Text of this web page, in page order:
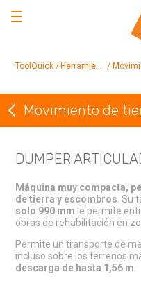
ToolQuick Herramientas en alquiler Movimiento de
Volver a Movimiento de
Movimiento de
DUMPER
Máquina muy compacta,
de tierra y escombros . Su
solo 990 mm le permite
obras de rehabilitación en
Permite un transporte de
incluso sobre los terrenos
descarga de hasta 1,56 m